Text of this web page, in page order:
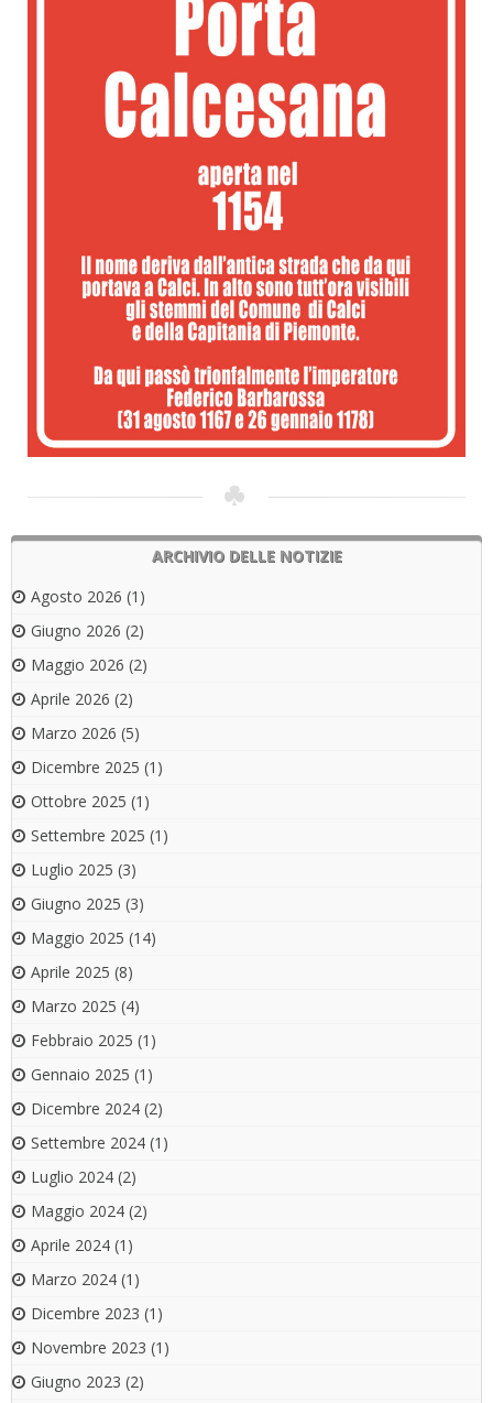
ARCHIVIO DELLE NOTIZIE
Agosto 2026 (1)
Giugno 2026 (2)
Maggio 2026 (2)
Aprile 2026 (2)
Marzo 2026 (5)
Dicembre 2025 (1)
Ottobre 2025 (1)
Settembre 2025 (1)
Luglio 2025 (3)
Giugno 2025 (3)
Maggio 2025 (14)
Aprile 2025 (8)
Marzo 2025 (4)
Febbraio 2025 (1)
Gennaio 2025 (1)
Dicembre 2024 (2)
Settembre 2024 (1)
Luglio 2024 (2)
Maggio 2024 (2)
Aprile 2024 (1)
Marzo 2024 (1)
Dicembre 2023 (1)
Novembre 2023 (1)
Giugno 2023 (2)